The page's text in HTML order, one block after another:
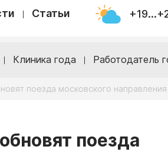
Статьи
Клиника года Работодатель
поезда московского направления
поезда